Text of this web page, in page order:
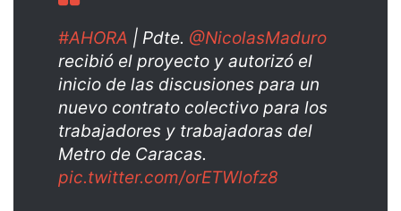
#AHORA | Pdte. @NicolasMaduro
recibió el proyecto y autorizó el
inicio de las discusiones para un
nuevo contrato colectivo para los
trabajadores y trabajadoras del
Metro de Caracas.
pic.twitter.com/orETWlofz8